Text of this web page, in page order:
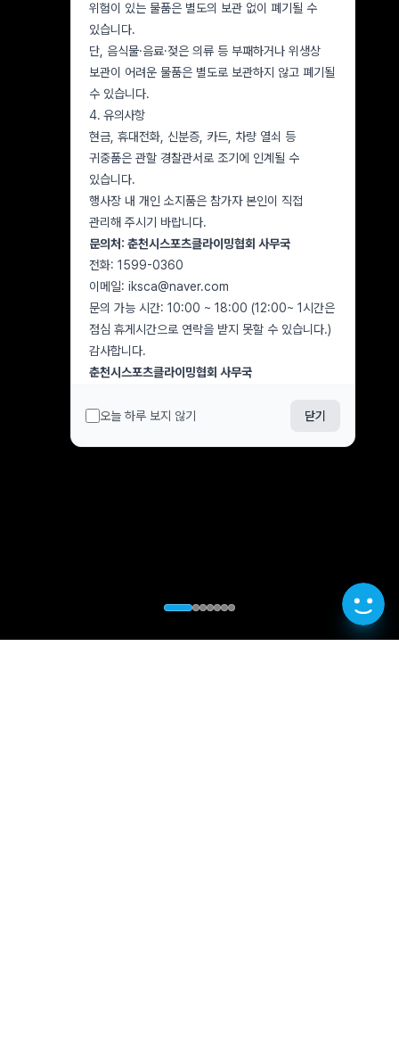
위험이 있는 물품은 별도의 보관 없이 폐기될 수
있습니다.
단, 음식물·음료·젖은 의류 등 부패하거나 위생상
보관이 어려운 물품은 별도로 보관하지 않고 폐기될
수 있습니다.
4. 유의사항
현금, 휴대전화, 신분증, 카드, 차량 열쇠 등
귀중품은 관할 경찰관서로 조기에 인계될 수
있습니다.
행사장 내 개인 소지품은 참가자 본인이 직접
관리해 주시기 바랍니다.
문의처: 춘천시스포츠클라이밍협회 사무국
전화: 1599-0360
이메일: iksca@naver.com
문의 가능 시간: 10:00 ~ 18:00 (12:00~ 1시간은
점심 휴게시간으로 연락을 받지 못할 수 있습니다.)
감사합니다.
춘천시스포츠클라이밍협회 사무국
오늘 하루 보지 않기 닫기